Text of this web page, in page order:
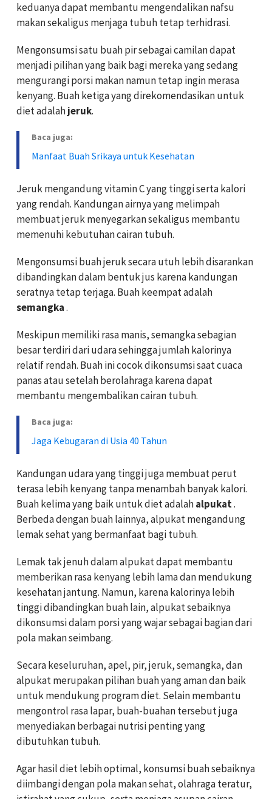
keduanya dapat membantu mengendalikan nafsu
makan sekaligus menjaga tubuh tetap terhidrasi.
Mengonsumsi satu buah pir sebagai camilan dapat
menjadi pilihan yang baik bagi mereka yang sedang
mengurangi porsi makan namun tetap ingin merasa
kenyang. Buah ketiga yang direkomendasikan untuk
diet adalahjeruk.
Baca juga:
Manfaat Buah Srikaya untuk Kesehatan
Jeruk mengandung vitamin C yang tinggi serta kalori
yang rendah. Kandungan airnya yang melimpah
membuat jeruk menyegarkan sekaligus membantu
memenuhi kebutuhan cairan tubuh.
Mengonsumsi buah jeruk secara utuh lebih disarankan
dibandingkan dalam bentuk jus karena kandungan
seratnya tetap terjaga. Buah keempat adalah
semangka.
Meskipun memiliki rasa manis, semangka sebagian
besar terdiri dari udara sehingga jumlah kalorinya
relatif rendah. Buah ini cocok dikonsumsi saat cuaca
panas atau setelah berolahraga karena dapat
membantu mengembalikan cairan tubuh.
Baca juga:
Jaga Kebugaran di Usia 40 Tahun
Kandungan udara yang tinggi juga membuat perut
terasa lebih kenyang tanpa menambah banyak kalori.
Buah kelima yang baik untuk diet adalahalpukat.
Berbeda dengan buah lainnya, alpukat mengandung
lemak sehat yang bermanfaat bagi tubuh.
Lemak tak jenuh dalam alpukat dapat membantu
memberikan rasa kenyang lebih lama dan mendukung
kesehatan jantung. Namun, karena kalorinya lebih
tinggi dibandingkan buah lain, alpukat sebaiknya
dikonsumsi dalam porsi yang wajar sebagai bagian dari
pola makan seimbang.
Secara keseluruhan, apel, pir, jeruk, semangka, dan
alpukat merupakan pilihan buah yang aman dan baik
untuk mendukung program diet. Selain membantu
mengontrol rasa lapar, buah-buahan tersebut juga
menyediakan berbagai nutrisi penting yang
dibutuhkan tubuh.
Agar hasil diet lebih optimal, konsumsi buah sebaiknya
diimbangi dengan pola makan sehat, olahraga teratur,